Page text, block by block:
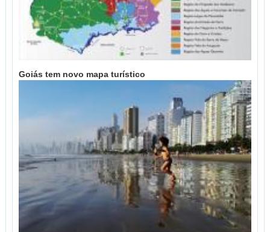
Goiás tem novo mapa turístico